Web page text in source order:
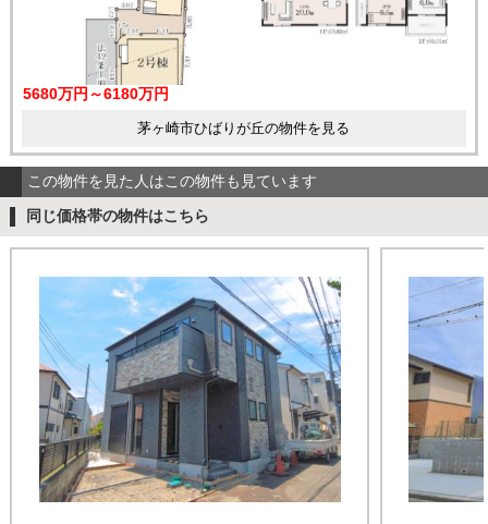
5680万円～6180万円
茅ヶ崎市ひばりが丘の物件を見る
この物件を見た人はこの物件も見ています
同じ価格帯の物件はこちら